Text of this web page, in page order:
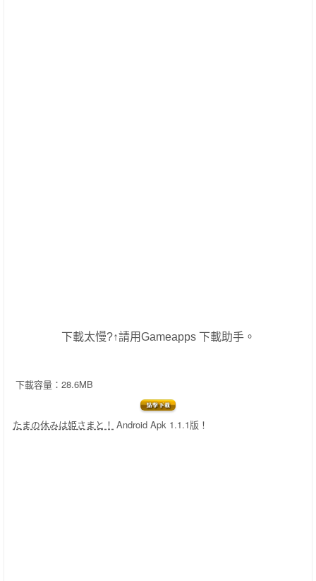
下載太慢?↑請用Gameapps 下載助手。
下載容量：28.6MB
たまの休みは姫さまと！ Android Apk 1.1.1版！